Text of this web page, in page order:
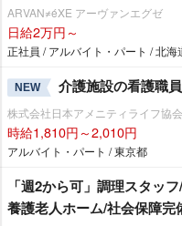
ARVAN≠éXE アーヴァンエグゼ
日給2万円～
正社員 / アルバイト・パート / 北海
NEW 介護施設の看護職
株式会社日本アメニティライフ協会
時給1,810円～2,010円
アルバイト・パート / 東京都
「週2から可」調理スタッ
養護老人ホーム/社会保障完